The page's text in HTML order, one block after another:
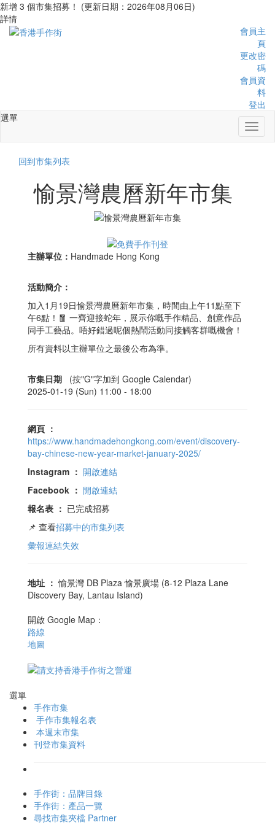
新增 3 個市集招募！ (更新日期：2026年08月06日)
詳情
會員主
頁
更改密
碼
會員資
料
登出
選單
回到市集列表
愉景灣農曆新年市集
主辦單位： Handmade Hong Kong
活動簡介：
加入1月19日愉景灣農曆新年市集，時間由上午11點至下
午6點！🧧 一齊迎接蛇年，展示你嘅手作精品、創意作品
同手工藝品。唔好錯過呢個熱鬧活動同接觸客群嘅機會！
所有資料以主辦單位之最後公布為準。
市集日期
(按"G"字加到 Google Calendar)
2025-01-19 (Sun) 11:00 - 18:00
網頁 ：
https://www.handmadehongkong.com/event/discovery-
bay-chinese-new-year-market-january-2025/
Instagram ： 開啟連結
Facebook ： 開啟連結
報名表 ： 已完成招募
📌 查看招募中的市集列表
彙報連結失效
地址 ： 愉景灣 DB Plaza 愉景廣場 (8-12 Plaza Lane
Discovery Bay, Lantau Island)
開啟 Google Map：
路線
地圖
選單
手作市集
手作市集報名表
本週末市集
刊登市集資料
手作街：品牌目錄
手作街：產品一覽
尋找市集夾檔 Partner